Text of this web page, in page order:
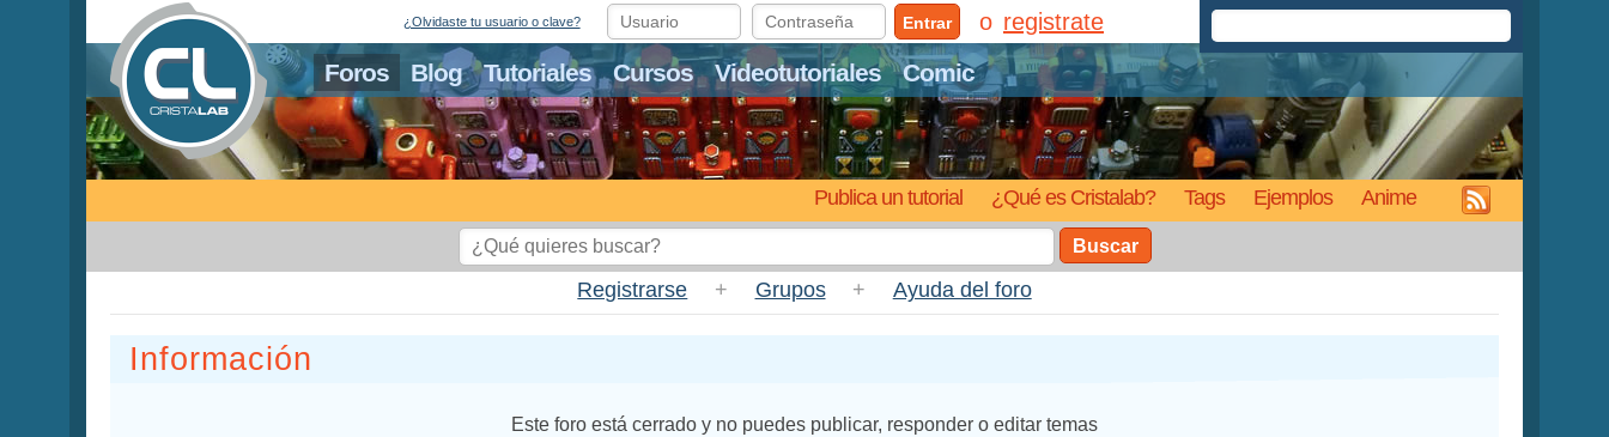
Foros Blog Tutoriales Cursos Videotutoriales Comic
Publica un tutorial ¿Qué es Cristalab? Tags Ejemplos Anime
¿Olvidaste tu usuario o clave? Entrar registrate
Buscar
Registrarse + Grupos + Ayuda del foro
Información
Este foro está cerrado y no puedes publicar, responder o editar temas